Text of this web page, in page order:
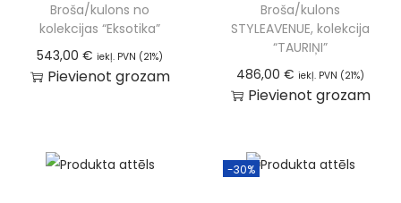
Broša/kulons no
kolekcijas “Eksotika”
543,00€ iekļ. PVN (21%)
Pievienot grozam
Broša/kulons
STYLEAVENUE, kolekcija
“TAURIŅI”
486,00€ iekļ. PVN (21%)
Pievienot grozam
-30%